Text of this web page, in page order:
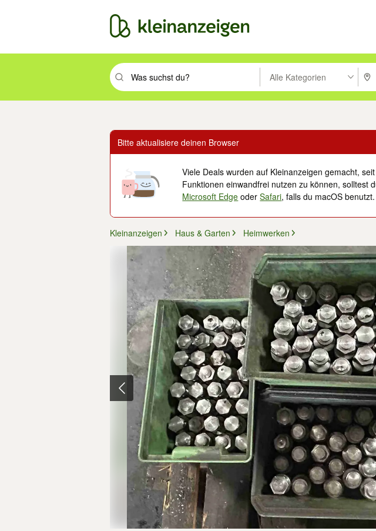
Suchbegriff eingeben. Eingabetaste drücken um zu suchen, oder
Alle Kategorien
Bitte aktualisiere deinen Browser
Viele Deals wurden auf Kleinanzeigen gemacht,
Funktionen einwandfrei nutzen zu können, solltest
Microsoft Edge oderSafari, falls du macOS benutzt.
Kleinanzeigen Haus & Garten Heimwerken